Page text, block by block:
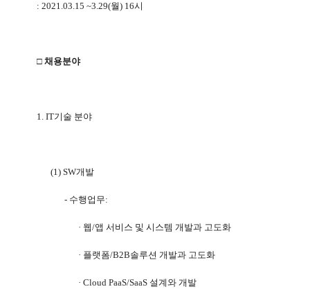
: 2021.03.15 ~3.29(월) 16시
□ 채용분야
1. IT기술 분야
(1) SW개발
- 수행업무:
· 웹/앱 서비스 및 시스템 개발과 고도화
· 플랫폼/B2B솔루션 개발과 고도화
· Cloud PaaS/SaaS 설계와 개발